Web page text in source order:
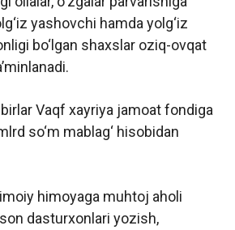
yashovchi hamda yolg‘iz
bo‘lgan shaxslar oziq-ovqat
Vaqf xayriya jamoat fondiga
so‘m mablag‘ hisobidan
himoyaga muhtoj aholi
dasturxonlari yozish,